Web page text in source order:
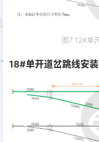
图7 12#单
18#单开道岔跳线安